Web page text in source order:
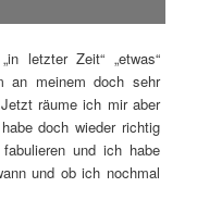
letzter Zeit“ „etwas“
an meinem doch sehr
räume ich mir aber
doch wieder richtig
und ich habe
und ob ich nochmal